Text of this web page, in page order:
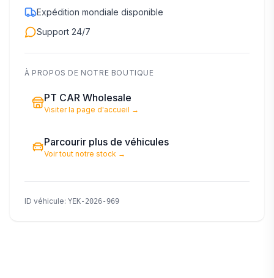
Expédition mondiale disponible
Support 24/7
À PROPOS DE NOTRE BOUTIQUE
PT CAR Wholesale
Visiter la page d'accueil →
Parcourir plus de véhicules
Voir tout notre stock →
ID véhicule: YEK-2026-969